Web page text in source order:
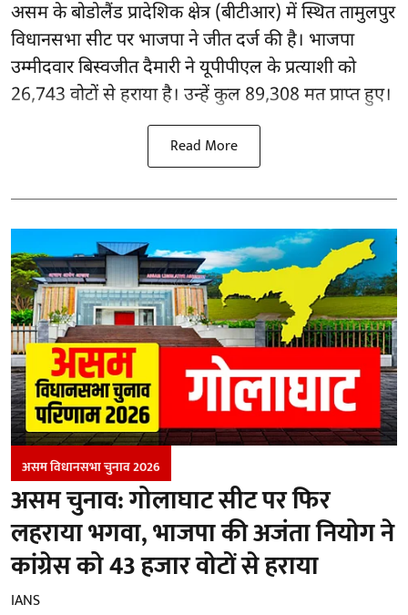
असम के बोडोलैंड प्रादेशिक क्षेत्र (बीटीआर) में स्थित तामुलपुर
विधानसभा सीट पर भाजपा ने जीत दर्ज की है। भाजपा
उम्मीदवार बिस्वजीत दैमारी ने यूपीपीएल के प्रत्याशी को
26,743 वोटों से हराया है। उन्हें कुल 89,308 मत प्राप्त हुए।
Read More
असम विधानसभा चुनाव 2026
असम चुनाव: गोलाघाट सीट पर फिर
लहराया भगवा, भाजपा की अजंता नियोग ने
कांग्रेस को 43 हजार वोटों से हराया
IANS